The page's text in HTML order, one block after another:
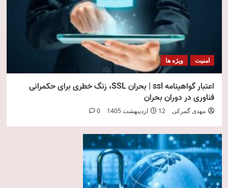
امنیت ویژه ها
اعتبار گواهینامه ssl | بحران SSL، زنگ خطری برای حکمرانی
فناوری در دوران بحران
مهدی گمرکی 12 اردیبهشت 1405 0